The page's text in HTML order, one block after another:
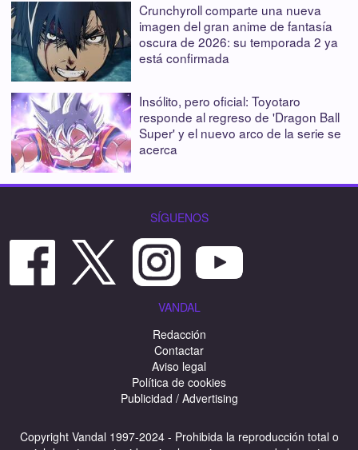
Crunchyroll comparte una nueva
imagen del gran anime de fantasía
oscura de 2026: su temporada 2 ya
está confirmada
Insólito, pero oficial: Toyotaro
responde al regreso de 'Dragon Ball
Super' y el nuevo arco de la serie se
acerca
SÍGUENOS
VANDAL
Redacción
Contactar
Aviso legal
Política de cookies
Publicidad / Advertising
Copyright Vandal 1997-2024 - Prohibida la reproducción total o